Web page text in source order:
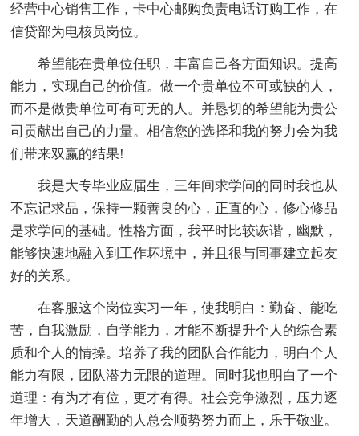
经营中心销售工作，卡中心邮购负责电话订购工作，在
信贷部为电核员岗位。
希望能在贵单位任职，丰富自己各方面知识。提高
能力，实现自己的价值。做一个贵单位不可或缺的人，
而不是做贵单位可有可无的人。并恳切的希望能为贵公
司贡献出自己的力量。相信您的选择和我的努力会为我
们带来双赢的结果!
我是大专毕业应届生，三年间求学问的同时我也从
不忘记求品，保持一颗善良的心，正直的心，修心修品
是求学问的基础。性格方面，我平时比较诙谐，幽默，
能够快速地融入到工作坏境中，并且很与同事建立起友
好的关系。
在客服这个岗位实习一年，使我明白：勤奋、能吃
苦，自我激励，自学能力，才能不断提升个人的综合素
质和个人的情操。培养了我的团队合作能力，明白个人
能力有限，团队潜力无限的道理。同时我也明白了一个
道理：有为才有位，更才有得。社会竞争激烈，压力逐
年增大，天道酬勤的人总会顺势努力而上，乐于敬业。